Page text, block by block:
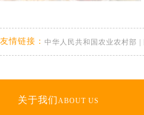
友情链接： 中华人民共和国农业农村部
关于我们ABOUT US